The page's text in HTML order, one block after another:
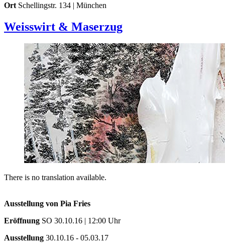
Ort Schellingstr. 134 | München
Weisswirt & Maserzug
There is no translation available.
Ausstellung von Pia Fries
Eröffnung SO 30.10.16 | 12:00 Uhr
Ausstellung 30.10.16 - 05.03.17